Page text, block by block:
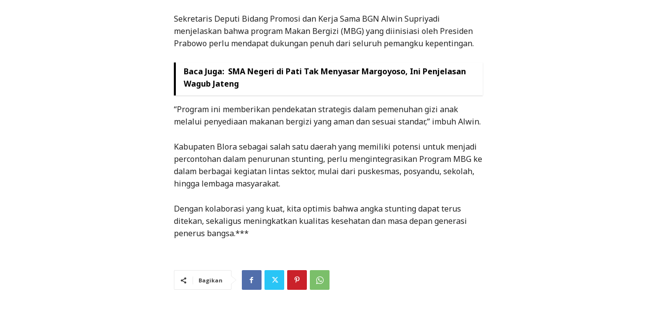
Sekretaris Deputi Bidang Promosi dan Kerja Sama BGN Alwin Supriyadi
menjelaskan bahwa program Makan Bergizi (MBG) yang diinisiasi oleh Presiden
Prabowo perlu mendapat dukungan penuh dari seluruh pemangku kepentingan.
Baca Juga: SMA Negeri di Pati Tak Menyasar Margoyoso, Ini Penjelasan
Wagub Jateng
“Program ini memberikan pendekatan strategis dalam pemenuhan gizi anak
melalui penyediaan makanan bergizi yang aman dan sesuai standar,” imbuh Alwin.
Kabupaten Blora sebagai salah satu daerah yang memiliki potensi untuk menjadi
percontohan dalam penurunan stunting, perlu mengintegrasikan Program MBG ke
dalam berbagai kegiatan lintas sektor, mulai dari puskesmas, posyandu, sekolah,
hingga lembaga masyarakat.
Dengan kolaborasi yang kuat, kita optimis bahwa angka stunting dapat terus
ditekan, sekaligus meningkatkan kualitas kesehatan dan masa depan generasi
penerus bangsa.***
Bagikan